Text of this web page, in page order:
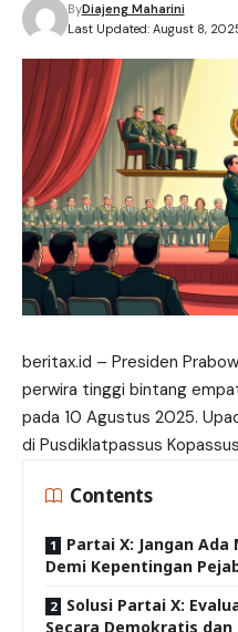
Last Updated: August 8, 2025
ByDiajeng Maharini
beritax.id – Presiden
perwira tinggi bintang
pada 10 Agustus 2025.
di Pusdiklatpassus
Contents
Partai X: Jangan
Demi Kepentingan
Solusi Partai X:
Secara Demokratis